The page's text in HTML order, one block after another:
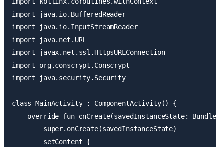
import java.io.BufferedReader
import java.io.InputStreamReader
import java.net.URL
import javax.net.ssl.HttpsURLConnection
import org.conscrypt.Conscrypt
import java.security.Security
class MainActivity : ComponentActivity() {
override fun onCreate(savedInstanceState:
        super.onCreate(savedInstanceState)
        setContent {